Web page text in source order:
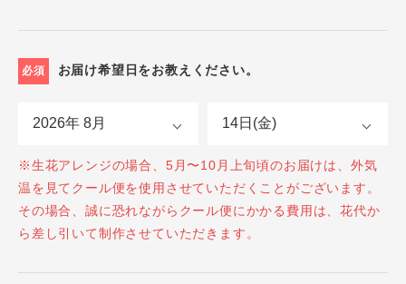
必須 お届け希望日をお教えください。
※生花アレンジの場合、5月〜10月上旬頃のお届けは、外気
温を見てクール便を使用させていただくことがございます。
その場合、誠に恐れながらクール便にかかる費用は、花代か
ら差し引いて制作させていただきます。